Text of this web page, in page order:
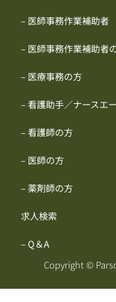
– 医師事務作業補助
– 医師事務作業補助者
– 医療事務の方
– 看護助手／ナースエ
– 看護師の方
– 医師の方
– 薬剤師の方
求人検索
– Q＆A
Copyright ©